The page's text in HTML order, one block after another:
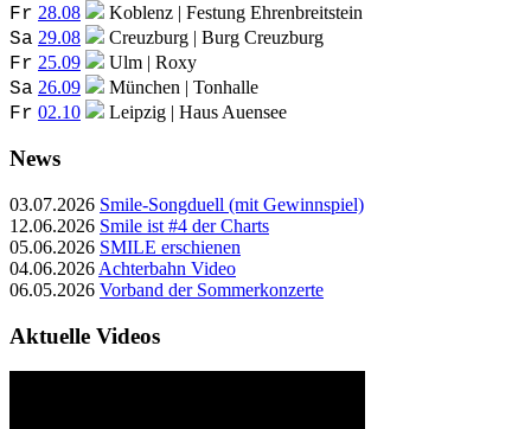
Fr 28.08 Koblenz | Festung Ehrenbreitstein
Sa 29.08 Creuzburg | Burg Creuzburg
Fr 25.09 Ulm | Roxy
Sa 26.09 München | Tonhalle
Fr 02.10 Leipzig | Haus Auensee
News
03.07.2026 Smile-Songduell (mit Gewinnspiel)
12.06.2026 Smile ist #4 der Charts
05.06.2026 SMILE erschienen
04.06.2026 Achterbahn Video
06.05.2026 Vorband der Sommerkonzerte
Aktuelle Videos